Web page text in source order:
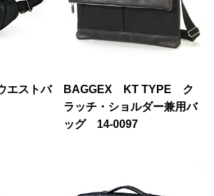
エストバ
BAGGEX KT TYPE ク
ラッチ・ショルダー兼用バ
ッグ 14-0097